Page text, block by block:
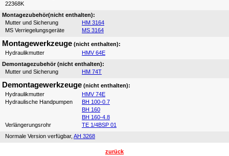
22368K
Montagezubehör(nicht enthalten):
Mutter und Sicherung
HM 3164
MS Verriegelungsgeräte
MS 3164
Montagewerkzeuge (nicht enthalten):
Hydraulikmutter
HMV 64E
Demontagezubehör (nicht enthalten):
Mutter und Sicherung
HM 74T
Demontagewerkzeuge (nicht enthalten):
Hydraulikmutter
HMV 74E
Hydraulische Handpumpen
BH 100-0.7
BH 160
BH 160-4.8
Verlängerungsrohr
TE 1/4BSP 01
Normale Version verfügbar, AH 3268
zurück